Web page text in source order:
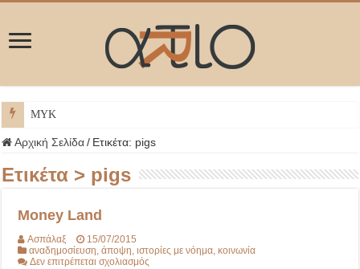
ΜΥΚΟΝΟΣ
Αρχική Σελίδα / Ετικέτα: pigs
Ετικέτα > pigs
Money Land
Ασπάλαξ
15/07/2015
αναδημοσίευση ,άποψη ,ιστορίες με νόημα ,κοινωνία
Δεν επιτρέπεται σχολιασμός